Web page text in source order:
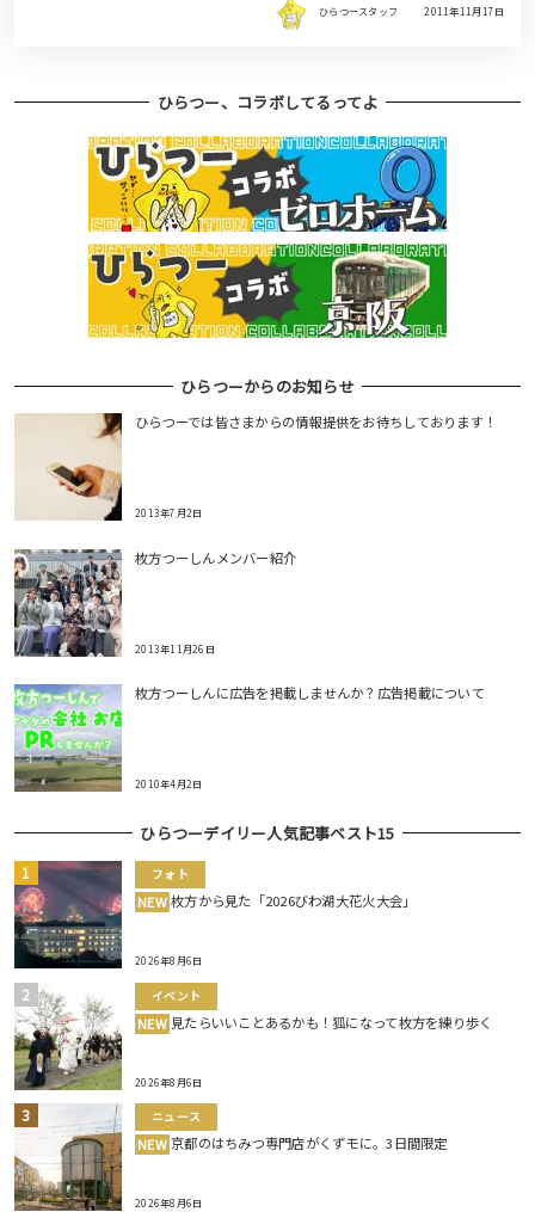
ひらつースタッフ 2011年11月17日
ひらつー、コラボしてるってよ
ひらつーからのお知らせ
ひらつーでは皆さまからの情報提供をお待ちしております！
2013年7月2日
枚方つーしんメンバー紹介
2013年11月26日
枚方つーしんに広告を掲載しませんか？広告掲載について
2010年4月2日
ひらつーデイリー人気記事ベスト15
フォト
NEW 枚方から見た「2026びわ湖大花火大会」
2026年8月6日
イベント
NEW 見たらいいことあるかも！狐になって枚方を練り歩く
2026年8月6日
ニュース
NEW 京都のはちみつ専門店がくずモに。3日間限定
2026年8月6日